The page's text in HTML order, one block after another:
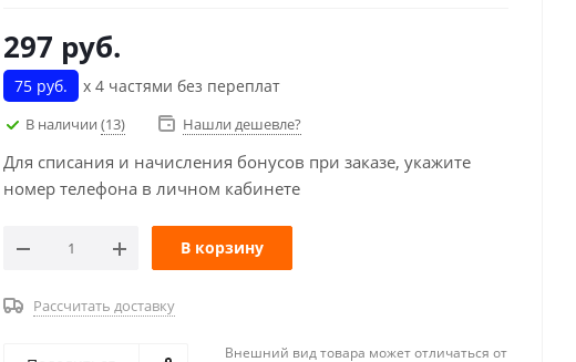
297 руб.
75 руб. х 4 частями без переплат
В наличии (13) Нашли дешевле?
Для списания и начисления бонусов при заказе, укажите
номер телефона в личном кабинете
В корзину
Рассчитать доставку
Внешний вид товара может отличаться от